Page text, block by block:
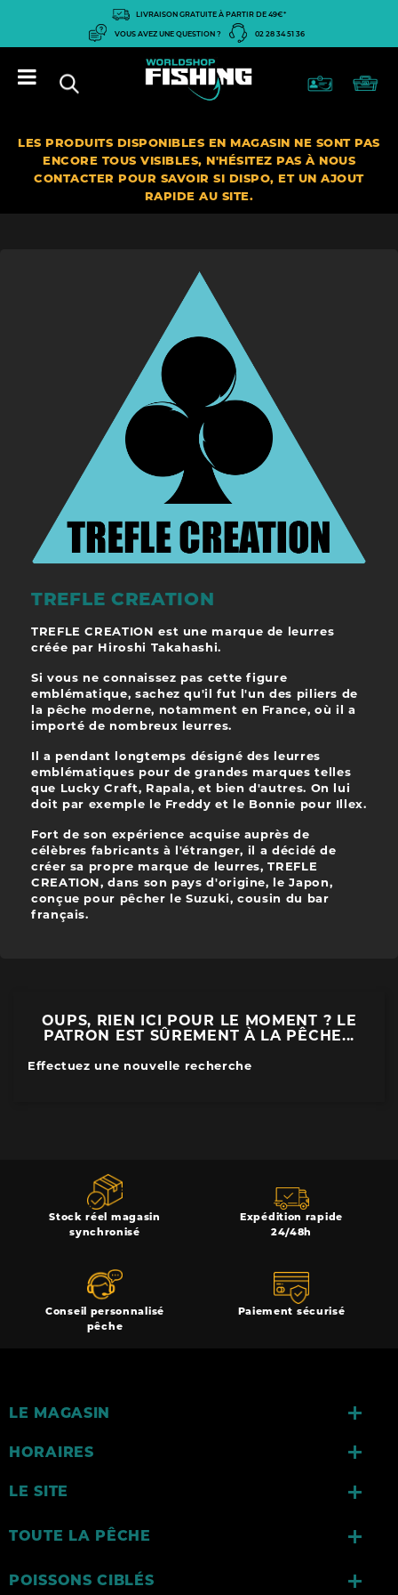
Panneau de gestion des cookies
LIVRAISON GRATUITE À PARTIR DE 49€*
VOUS AVEZ UNE QUESTION ? 02 28 34 51 36
LES PRODUITS DISPONIBLES EN MAGASIN NE SONT PAS
ENCORE TOUS VISIBLES, N'HÉSITEZ PAS À NOUS
CONTACTER POUR SAVOIR SI DISPO, ET UN AJOUT
RAPIDE AU SITE.
TREFLE CREATION
TREFLE CREATION est une marque de leurres
créée par Hiroshi Takahashi.
Si vous ne connaissez pas cette figure
emblématique, sachez qu'il fut l'un des piliers de
la pêche moderne, notamment en France, où il a
importé de nombreux leurres.
Il a pendant longtemps désigné des leurres
emblématiques pour de grandes marques telles
que Lucky Craft, Rapala, et bien d'autres. On lui
doit par exemple le Freddy et le Bonnie pour Illex.
Fort de son expérience acquise auprès de
célèbres fabricants à l'étranger, il a décidé de
créer sa propre marque de leurres, TREFLE
CREATION, dans son pays d'origine, le Japon,
conçue pour pêcher le Suzuki, cousin du bar
français.
OUPS, RIEN ICI POUR LE MOMENT ? LE
PATRON EST SÛREMENT À LA PÊCHE...
Effectuez une nouvelle recherche
Stock réel magasin
synchronisé
Expédition rapide
24/48h
Conseil personnalisé
pêche
Paiement sécurisé
LE MAGASIN 
HORAIRES 
LE SITE 
TOUTE LA PÊCHE 
POISSONS CIBLÉS 